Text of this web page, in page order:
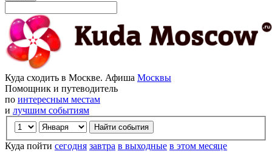
Куда сходить в Москве. Афиша Москвы
Помощник и путеводитель
по интересным местам
и лучшим событиям
Куда пойти сегодня завтра в выходные в этом месяце